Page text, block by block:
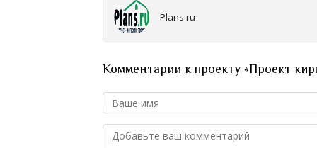
Plans.ru
Комментарии к проекту «Проект